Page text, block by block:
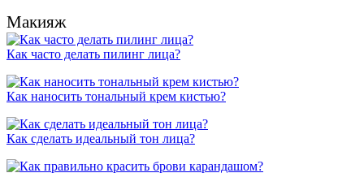
Макияж
Как часто делать пилинг лица?
Как наносить тональный крем кистью?
Как сделать идеальный тон лица?